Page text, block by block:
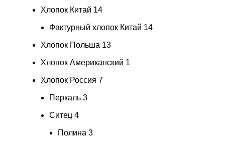
Хлопок Китай 14
Фактурный хлопок Китай 14
Хлопок Польша 13
Хлопок Американский 1
Хлопок Россия 7
Перкаль 3
Ситец 4
Полина 3